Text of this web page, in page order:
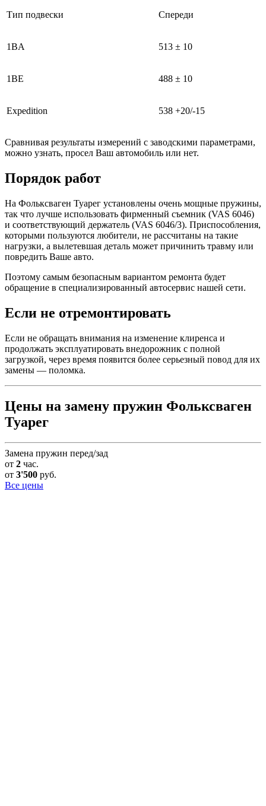
Тип подвески Спереди
1BA 513 ± 10
1BE 488 ± 10
Expedition 538 +20/-15
Сравнивая результаты измерений с заводскими параметрами,
можно узнать, просел Ваш автомобиль или нет.
Порядок работ
На Фольксваген Туарег установлены очень мощные пружины,
так что лучше использовать фирменный съемник (VAS 6046)
и соответствующий держатель (VAS 6046/3). Приспособления,
которыми пользуются любители, не рассчитаны на такие
нагрузки, а вылетевшая деталь может причинить травму или
повредить Ваше авто.
Поэтому самым безопасным вариантом ремонта будет
обращение в специализированный автосервис нашей сети.
Если не отремонтировать
Если не обращать внимания на изменение клиренса и
продолжать эксплуатировать внедорожник с полной
загрузкой, через время появится более серьезный повод для их
замены — поломка.
Цены на замену пружин Фольксваген
Туарег
Замена пружин перед/зад
от 2 час.
от 3'500 руб.
Все цены